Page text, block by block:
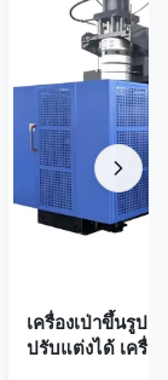
เครื่องเป่าขึ้นรูป
ปรับแต่งได้ เครื่อ